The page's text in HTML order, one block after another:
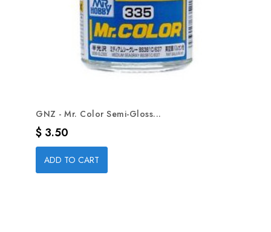
GNZ - Mr. Color Semi-Gloss...
Precio
$ 3.50
ADD TO CART